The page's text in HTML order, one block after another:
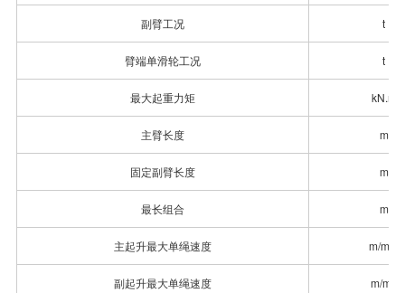
副臂工况 t
臂端单滑轮工况 t
最大起重力矩 kN.m
主臂长度 m
固定副臂长度 m
最长组合 m
主起升最大单绳速度 m/min
副起升最大单绳速度 m/min